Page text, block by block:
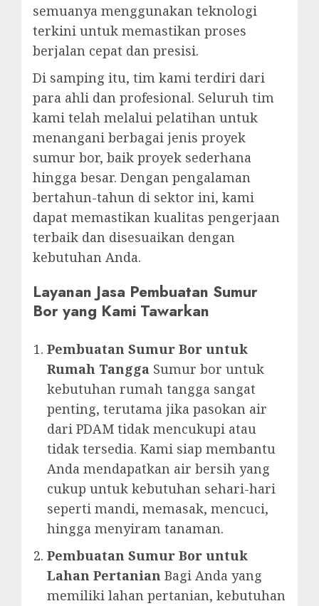
semuanya menggunakan teknologi
terkini untuk memastikan proses
berjalan cepat dan presisi.
Di samping itu, tim kami terdiri dari
para ahli dan profesional. Seluruh tim
kami telah melalui pelatihan untuk
menangani berbagai jenis proyek
sumur bor, baik proyek sederhana
hingga besar. Dengan pengalaman
bertahun-tahun di sektor ini, kami
dapat memastikan kualitas pengerjaan
terbaik dan disesuaikan dengan
kebutuhan Anda.
Layanan Jasa Pembuatan Sumur
Bor yang Kami Tawarkan
Pembuatan Sumur Bor untuk
Rumah Tangga Sumur bor untuk
kebutuhan rumah tangga sangat
penting, terutama jika pasokan air
dari PDAM tidak mencukupi atau
tidak tersedia. Kami siap membantu
Anda mendapatkan air bersih yang
cukup untuk kebutuhan sehari-hari
seperti mandi, memasak, mencuci,
hingga menyiram tanaman.
Pembuatan Sumur Bor untuk
Lahan Pertanian Bagi Anda yang
memiliki lahan pertanian, kebutuhan